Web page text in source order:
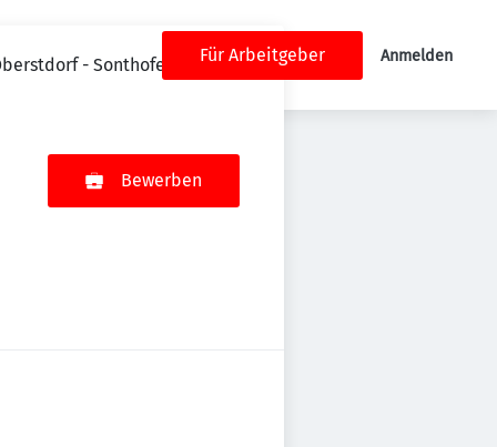
Für Arbeitgeber Anmelden
- Sonthofen
Bewerben